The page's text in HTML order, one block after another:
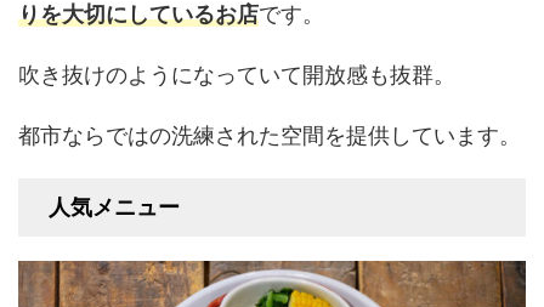
りを大切にしているお店です。
吹き抜けのようになっていて開放感も抜群。
都市ならではの洗練された空間を提供しています。
人気メニュー